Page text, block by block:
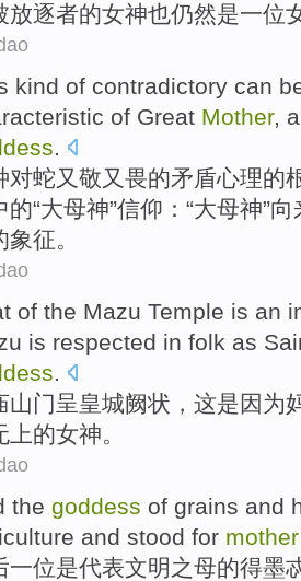
放逐者的女神也仍然是一位
kind of contradictory can
of Great Mother,
.
对蛇又敬又畏的矛盾心理的
的“大母神”信仰：“大母神”
象征。
of the Mazu Temple is an
is respected in folk as
.
山门呈皇城阙状，这是因为
上的女神。
the goddess of grains and
and stood for mother
一位是代表文明之母的得墨